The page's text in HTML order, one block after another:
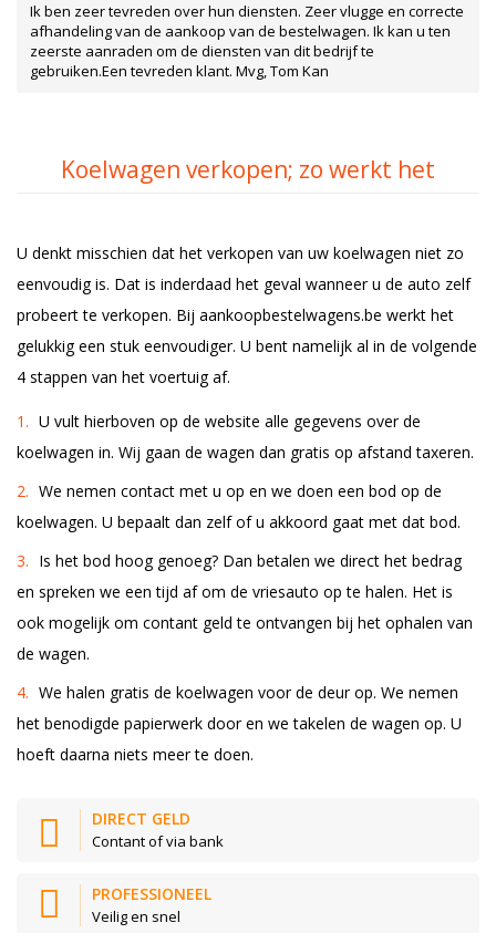
Ik ben zeer tevreden over hun diensten. Zeer vlugge en correcte
afhandeling van de aankoop van de bestelwagen. Ik kan u ten
zeerste aanraden om de diensten van dit bedrijf te
gebruiken.Een tevreden klant. Mvg, Tom Kan
Koelwagen verkopen; zo werkt het
U denkt misschien dat het verkopen van uw koelwagen niet zo
eenvoudig is. Dat is inderdaad het geval wanneer u de auto zelf
probeert te verkopen. Bij aankoopbestelwagens.be werkt het
gelukkig een stuk eenvoudiger. U bent namelijk al in de volgende
4 stappen van het voertuig af.
U vult hierboven op de website alle gegevens over de
koelwagen in. Wij gaan de wagen dan gratis op afstand taxeren.
We nemen contact met u op en we doen een bod op de
koelwagen. U bepaalt dan zelf of u akkoord gaat met dat bod.
Is het bod hoog genoeg? Dan betalen we direct het bedrag
en spreken we een tijd af om de vriesauto op te halen. Het is
ook mogelijk om contant geld te ontvangen bij het ophalen van
de wagen.
We halen gratis de koelwagen voor de deur op. We nemen
het benodigde papierwerk door en we takelen de wagen op. U
hoeft daarna niets meer te doen.
DIRECT GELD
Contant of via bank
PROFESSIONEEL
Veilig en snel